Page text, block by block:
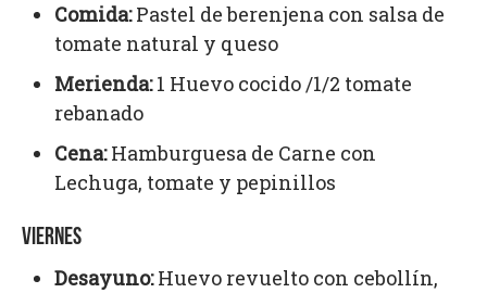
Comida:Pastel de berenjena con salsa de
tomate natural y queso
Merienda:1 Huevo cocido /1/2 tomate
rebanado
Cena:Hamburguesa de Carne con
Lechuga, tomate y pepinillos
VIERNES
Desayuno:Huevo revuelto con cebollín,